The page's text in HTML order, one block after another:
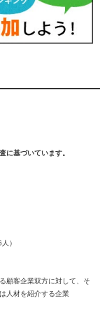
に基づいています。
）
顧客企業双方に対して、そ
人材を紹介する企業